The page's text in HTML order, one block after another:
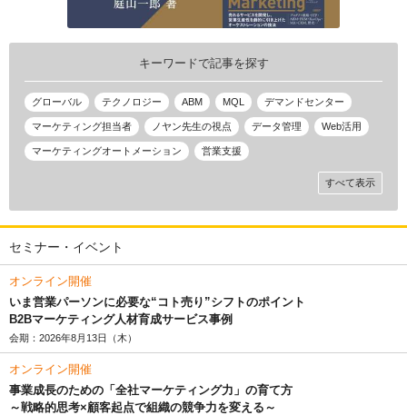
キーワードで記事を探す
グローバル テクノロジー ABM MQL デマンドセンター
マーケティング担当者 ノヤン先生の視点 データ管理 Web活用
マーケティングオートメーション 営業支援
すべて表示
セミナー・イベント
オンライン開催
いま営業パーソンに必要な“コト売り”シフトのポイント
B2Bマーケティング人材育成サービス事例
会期：2026年8月13日（木）
オンライン開催
事業成長のための「全社マーケティング力」の育て方
～戦略的思考×顧客起点で組織の競争力を変える～